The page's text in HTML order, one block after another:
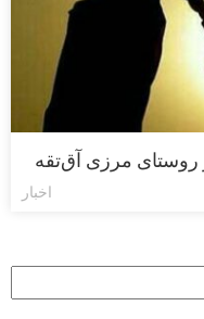
مرزی آق‌تقه
اخبار